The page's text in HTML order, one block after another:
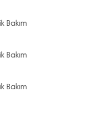
Bakım
Bakım
Bakım